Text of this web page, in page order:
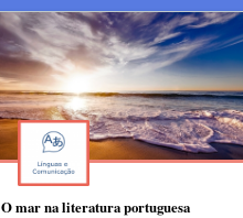
O mar na literatura portuguesa